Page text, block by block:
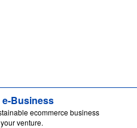
e-Business
ecommerce business
venture.